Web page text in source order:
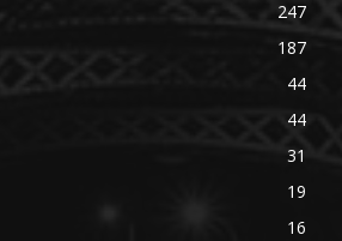
247
187
44
44
31
19
16